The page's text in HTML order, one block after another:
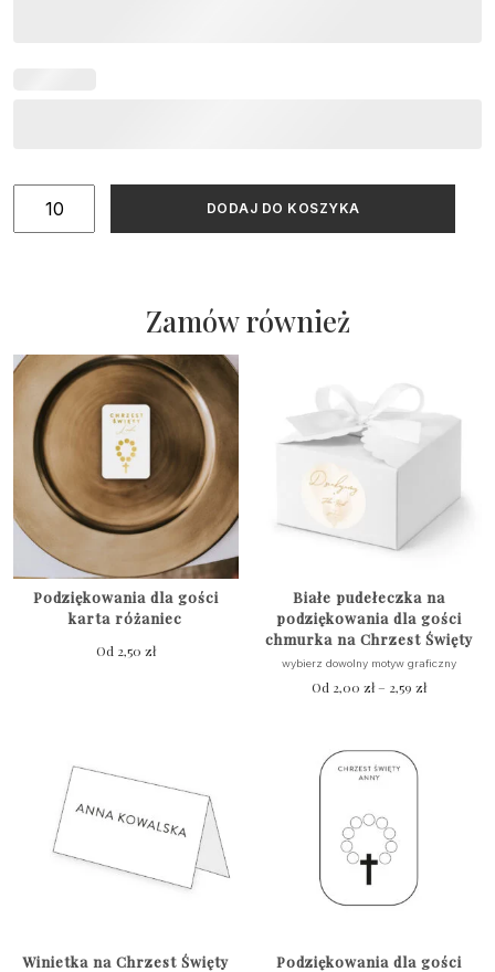
ilość
Chrzest
Święty
beżowe
DODAJ DO KOSZYKA
Zamów również
Podziękowania dla gości
karta różaniec
Od 2,50 zł
Białe pudełeczka na
podziękowania dla gości
chmurka na Chrzest Święty
wybierz dowolny motyw graficzny
Od 2,00zł– 2,59złZakres
ma
wiele
Opcje
można
wybrać
na
Winietka na Chrzest Święty
Podziękowania dla gości